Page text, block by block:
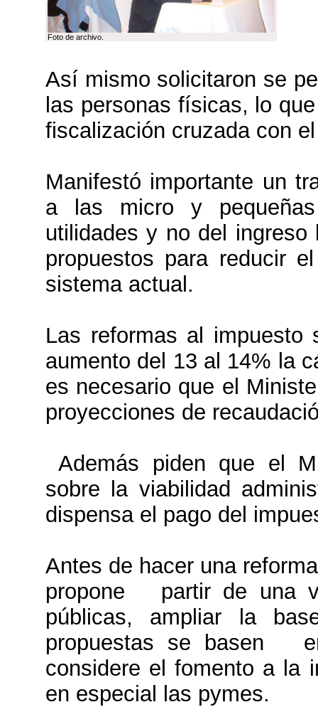
Foto de archivo.
Así mismo solicitaron se
las personas físicas, lo
fiscalización cruzada con
Manifestó importante un
a las micro y
utilidades y no del
propuestos para reducir
sistema actual.
Las reformas al impuesto
aumento del 13 al 14% la
es necesario que el
proyecciones de
Además piden que el
sobre la viabilidad
dispensa el pago del
Antes de hacer una
propone partir de una
públicas, ampliar la
propuestas se basen
considere el fomento a la
en especial las pymes.